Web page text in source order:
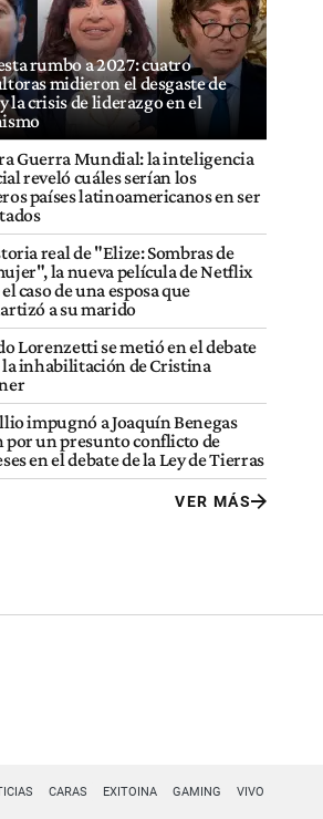
rumbo a 2027: cuatro
midieron el desgaste de
la crisis de liderazgo en el
Guerra Mundial: la inteligencia
reveló cuáles serían los
países latinoamericanos en ser
real de "Elize: Sombras de
la nueva película de Netflix
caso de una esposa que
a su marido
Lorenzetti se metió en el debate
la inhabilitación de Cristina
impugnó a Joaquín Benegas
por un presunto conflicto de
en el debate de la Ley de Tierras
VER MÁS
CARAS EXITOINA GAMING VIVO